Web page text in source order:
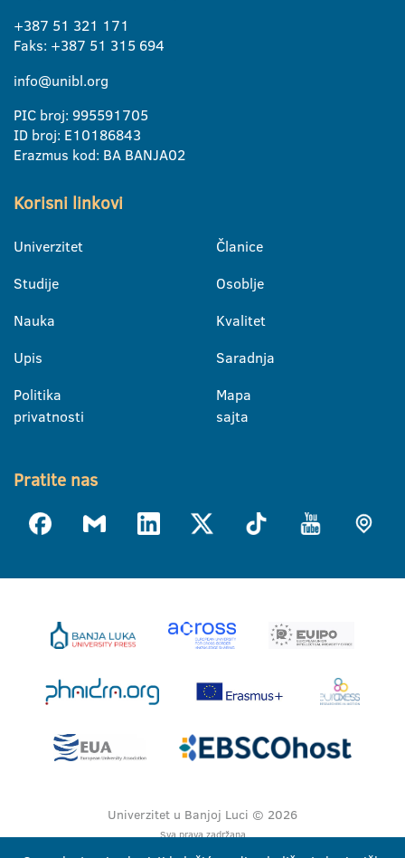
+387 51 321 171
Faks: +387 51 315 694
info@unibl.org
PIC broj: 995591705
ID broj: E10186843
Erazmus kod: BA BANJA02
Korisni linkovi
Univerzitet
Studije
Nauka
Upis
Politika
privatnosti
Članice
Osoblje
Kvalitet
Saradnja
Mapa
sajta
Pratite nas
Univerzitet u Banjoj Luci © 2026
Sva prava zadržana